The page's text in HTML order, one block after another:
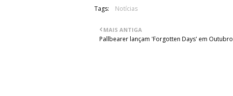
Tags: Notícias
MAIS ANTIGA
Pallbearer lançam 'Forgotten Days' em Outubro